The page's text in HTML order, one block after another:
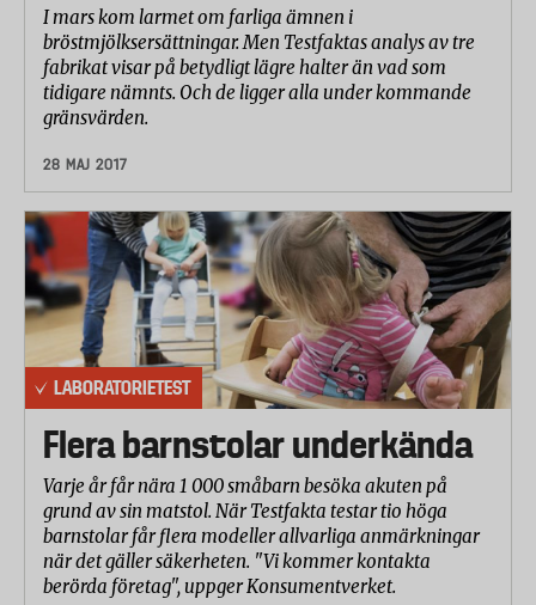
I mars kom larmet om farliga ämnen i
bröstmjölksersättningar. Men Testfaktas analys av tre
fabrikat visar på betydligt lägre halter än vad som
tidigare nämnts. Och de ligger alla under kommande
gränsvärden.
28 MAJ 2017
LABORATORIETEST
Flera barnstolar underkända
Varje år får nära 1 000 småbarn besöka akuten på
grund av sin matstol. När Testfakta testar tio höga
barnstolar får flera modeller allvarliga anmärkningar
när det gäller säkerheten. "Vi kommer kontakta
berörda företag", uppger Konsumentverket.